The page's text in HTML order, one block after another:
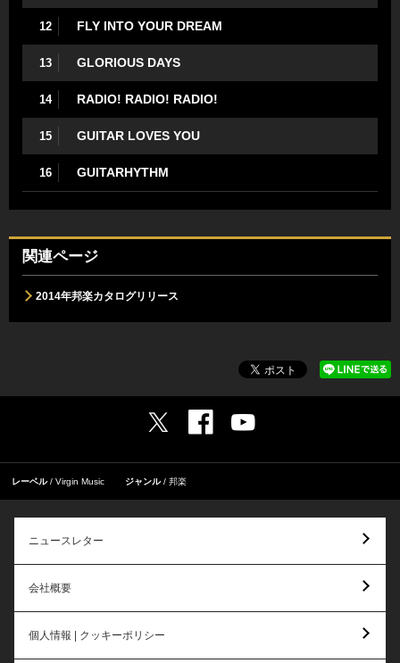
12 FLY INTO YOUR DREAM
13 GLORIOUS DAYS
14 RADIO! RADIO! RADIO!
15 GUITAR LOVES YOU
16 GUITARHYTHM
関連ページ
2014年邦楽カタログリリース
レーベル Virgin Music ジャンル 邦楽
ニュースレター
会社概要
個人情報 | クッキーポリシー